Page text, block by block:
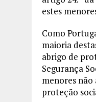
estes
Como
maioria
abrigo de
Segurança
menores
proteção